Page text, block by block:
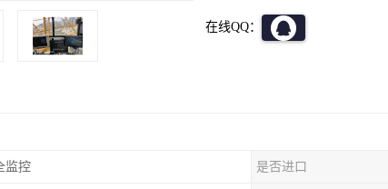
在线QQ：
监控 是否进口